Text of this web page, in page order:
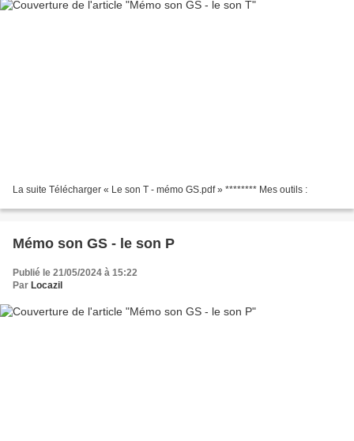
La suite Télécharger « Le son T - mémo GS.pdf » ******** Mes outils :
Mémo son GS - le son P
Publié le 21/05/2024 à 15:22
Par Locazil